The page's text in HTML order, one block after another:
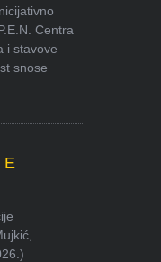
Centra
i stavove
snose